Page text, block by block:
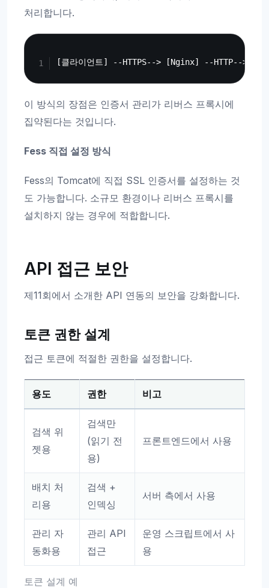
처리합니다.
이 방식의 장점은 인증서 관리가 리버스 프록시에
집약된다는 것입니다.
Fess 직접 설정 방식
Fess의 Tomcat에 직접 SSL 인증서를 설정하는 것
도 가능합니다. 소규모 환경이나 리버스 프록시를
설치하지 않는 경우에 적합합니다.
API 접근 보안
제11회에서 소개한 API 연동의 보안을 강화합니다.
토큰 권한 설계
접근 토큰에 적절한 권한을 설정합니다.
토큰 설계 예
용도 권한 비고
검색 위
젯용
검색만
(읽기 전
용)
프론트엔드에서 사용
배치 처
리용
검색 +
인덱싱
서버 측에서 사용
관리 자
동화용
관리 API
접근
운영 스크립트에서 사
용